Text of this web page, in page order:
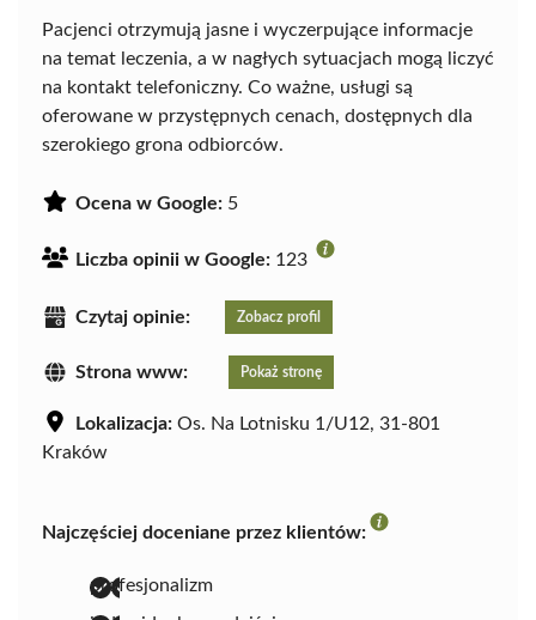
Pacjenci otrzymują jasne i wyczerpujące informacje
na temat leczenia, a w nagłych sytuacjach mogą liczyć
na kontakt telefoniczny. Co ważne, usługi są
oferowane w przystępnych cenach, dostępnych dla
szerokiego grona odbiorców.
Ocena w Google: 5
Liczba opinii w Google: 123
Czytaj opinie: Zobacz profil
Strona www: Pokaż stronę
Lokalizacja: Os. Na Lotnisku 1/U12, 31-801
Kraków
Najczęściej doceniane przez klientów:
profesjonalizm